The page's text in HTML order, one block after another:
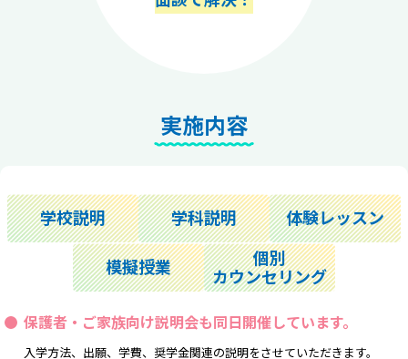
実施内容
学校説明 学科説明 体験レッスン
模擬授業
個別
カウンセリング
保護者・ご家族向け説明会も同日開催しています。
入学方法、出願、学費、奨学金関連の説明をさせていただきます。